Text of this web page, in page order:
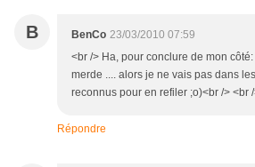
B BenCo 23/03/2010 07:59
<br /> Ha, pour conclure de mon
merde .... alors je ne vais pas dans
reconnus pour en refiler ;o)<br /> <br
Répondre